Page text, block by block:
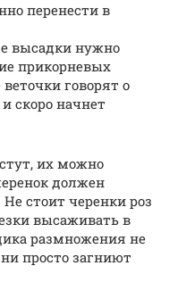
перенести в
высадки нужно
прикорневых
говорят о
скоро начнет
их можно
должен
стоит черенки роз
высаживать в
размножения не
просто загниют